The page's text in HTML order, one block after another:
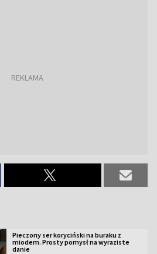
Pieczony ser koryciński na buraku z
miodem. Prosty pomysł na wyraziste
danie